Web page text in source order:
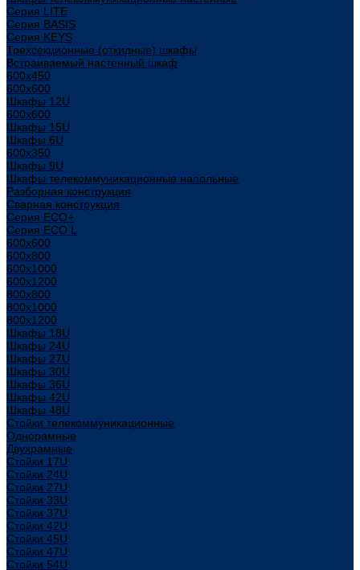
Cерия LITE
Cерия BASIS
Cерия KEYS
Трехсекционные (откидные) шкафы
Встраиваемый настенный шкаф
600x450
600x600
Шкафы 12U
600x600
Шкафы 15U
Шкафы 6U
600x350
Шкафы 9U
Шкафы телекоммуникационные напольные
Разборная конструкция
Сварная конструкция
Серия ECO+
Серия ECO L
600x600
600x800
600х1000
600х1200
800x800
800х1000
800х1200
Шкафы 18U
Шкафы 24U
Шкафы 27U
Шкафы 30U
Шкафы 36U
Шкафы 42U
Шкафы 48U
Стойки телекоммуникационные
Однорамные
Двухрамные
Стойки 17U
Стойки 24U
Стойки 27U
Стойки 33U
Стойки 37U
Стойки 42U
Стойки 45U
Стойки 47U
Стойки 54U